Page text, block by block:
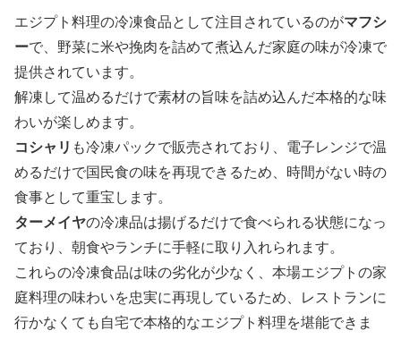
エジプト料理の冷凍食品として注目されているのがマフシ
ーで、野菜に米や挽肉を詰めて煮込んだ家庭の味が冷凍で
提供されています。
解凍して温めるだけで素材の旨味を詰め込んだ本格的な味
わいが楽しめます。
コシャリ も冷凍パックで販売されており、電子レンジで温
めるだけで国民食の味を再現できるため、時間がない時の
食事として重宝します。
ターメイヤの冷凍品は揚げるだけで食べられる状態になっ
ており、朝食やランチに手軽に取り入れられます。
これらの冷凍食品は味の劣化が少なく、本場エジプトの家
庭料理の味わいを忠実に再現しているため、レストランに
行かなくても自宅で本格的なエジプト料理を堪能できま